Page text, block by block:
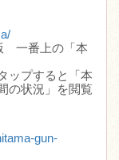
一番上の「本
ップすると「本
の状況」を閲覧
gun-